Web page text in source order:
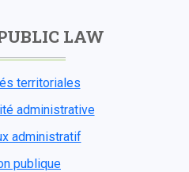
LAW
territoriales
administrative
administratif
publique